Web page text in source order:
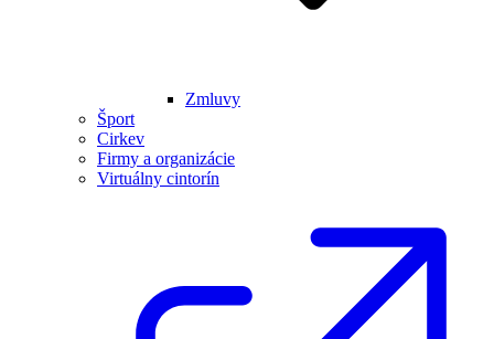
Zmluvy
Šport
Cirkev
Firmy a organizácie
Virtuálny cintorín